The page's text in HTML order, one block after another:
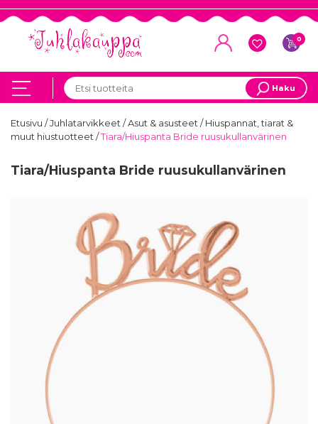
0
Haku
Etusivu /Juhlatarvikkeet/Asut & asusteet/Hiuspannat, tiarat &
muut hiustuotteet/Tiara/Hiuspanta Bride ruusukullanvärinen
Tiara/Hiuspanta Bride ruusukullanvärinen